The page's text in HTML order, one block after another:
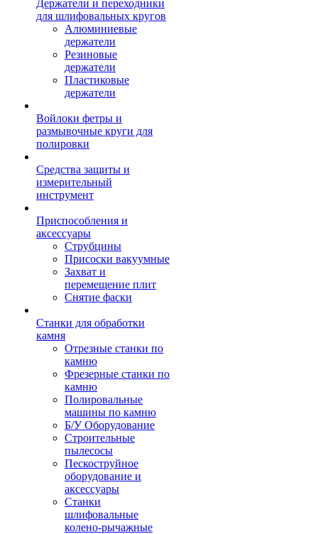
Держатели и переходники
для шлифовальных кругов
Алюминиевые
держатели
Резиновые
держатели
Пластиковые
держатели
Войлоки фетры и
размывочные круги для
полировки
Средства защиты и
измерительный
инструмент
Приспособления и
аксессуары
Струбцины
Присоски вакуумные
Захват и
перемещение плит
Снятие фаски
Станки для обработки
камня
Отрезные станки по
камню
Фрезерные станки по
камню
Полировальные
машины по камню
Б/У Оборудование
Строительные
пылесосы
Пескоструйное
оборудование и
аксессуары
Станки
шлифовальные
колено-рычажные